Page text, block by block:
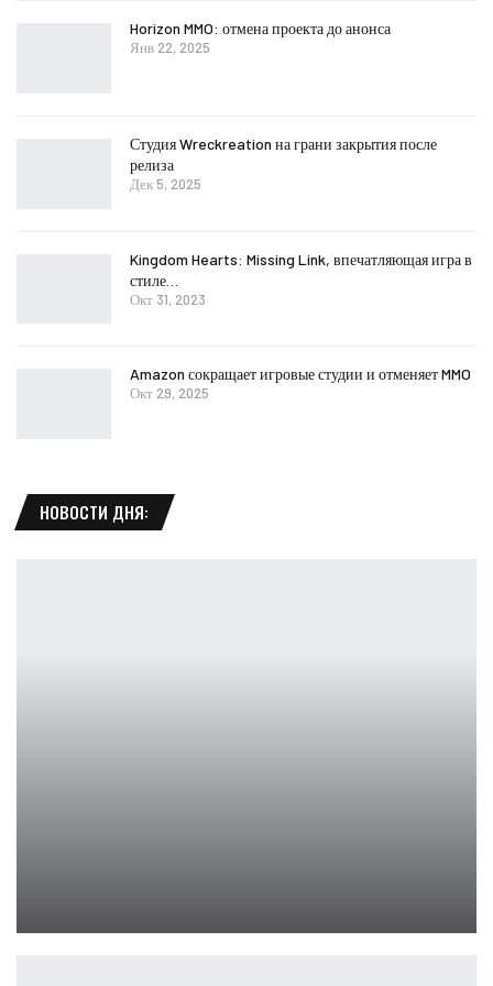
Horizon MMO: отмена проекта до анонса
Янв 22, 2025
Студия Wreckreation на грани закрытия после
релиза
Дек 5, 2025
Kingdom Hearts: Missing Link, впечатляющая игра в
стиле…
Окт 31, 2023
Amazon сокращает игровые студии и отменяет MMO
Окт 29, 2025
НОВОСТИ ДНЯ: